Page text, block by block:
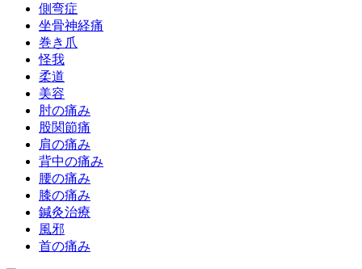
側弯症
坐骨神経痛
巻き爪
怪我
柔道
美容
肘の痛み
股関節痛
肩の痛み
背中の痛み
腰の痛み
膝の痛み
鍼灸治療
風邪
首の痛み